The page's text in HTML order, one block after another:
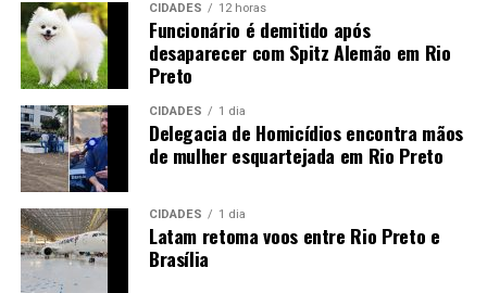
CIDADES 12 horas
Funcionário é demitido após
desaparecer com Spitz Alemão em Rio
Preto
CIDADES 1 dia
Delegacia de Homicídios encontra mãos
de mulher esquartejada em Rio Preto
CIDADES 1 dia
Latam retoma voos entre Rio Preto e
Brasília